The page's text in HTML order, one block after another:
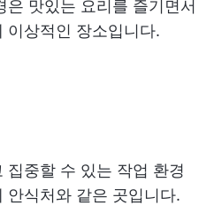
은 맛있는 요리를 즐기면서
이상적인 장소입니다.
집중할 수 있는 작업 환경
안식처와 같은 곳입니다.